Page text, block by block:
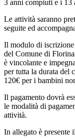
3 anni compiuti e i 13
Le attività saranno
seguite ed
Il modulo di
del Comune di
è vincolante e
per tutta la durata del
120€ per i bambini
Il pagamento dovrà
le modalità di
attività.
In allegato è presente